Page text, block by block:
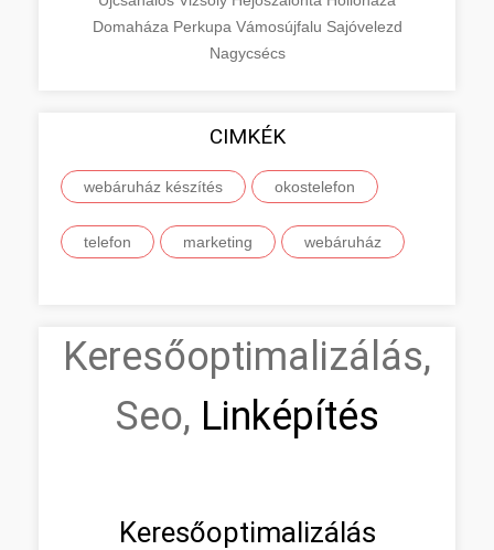
Domaháza Perkupa Vámosújfalu Sajóvelezd
Nagycsécs
CIMKÉK
webáruház készítés okostelefon
telefon marketing webáruház
Keresőoptimalizálás,
Seo, Linképítés
Keresőoptimalizálás